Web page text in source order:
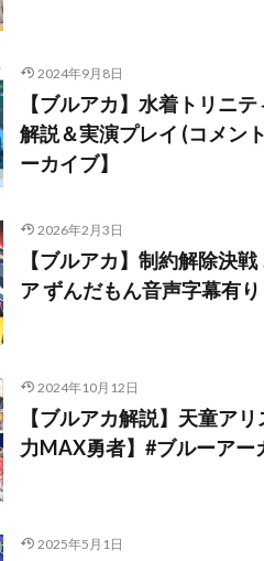
2024年9月8日
【ブルアカ】水着トリニ
解説＆実演プレイ (コメン
ーカイブ】
2026年2月3日
【ブルアカ】制約解除決
ア ずんだもん音声字幕有
2024年10月12日
【ブルアカ解説】天童ア
力MAX勇者】#ブルーアー
2025年5月1日